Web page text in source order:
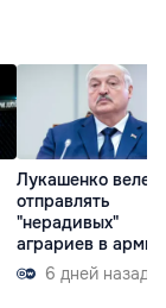
Лукашенко велел
отправлять
"нерадивых"
аграриев в
6 дней назад